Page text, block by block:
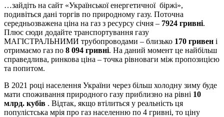
…зайдіть на сайт «Української енергетичної біржі»,
подивіться дані торгів по природному газу. Поточна
середньозважена ціна на газ з ресурсу січня – 7924 гривні.
Плюс сюди додайте транспортування газу
МАГІСТРАЛЬНИМИ трубопроводами – близько 170 гривен і
отримаємо газ по 8 094 гривні. На даний момент це найбільш
справедлива, ринкова ціна – точка рівноваги між пропозицією
та попитом.
В 2021 році населення України через більш холодну зиму буде
мати споживання природного газу приблизно на рівні 10
млрд. кубів . Відтак, якщо втілиться у реальність ця
популістська мрія про газ населенню по 4 гривні, то ціну